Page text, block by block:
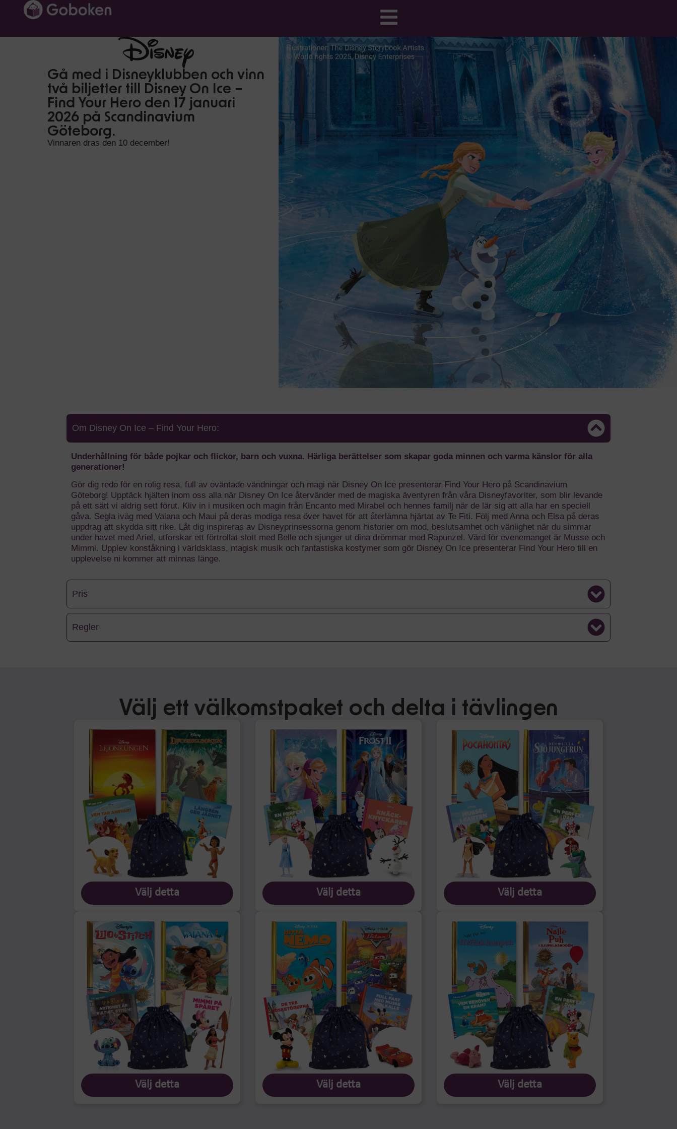
Gå med i Disneyklubben och vinn
två biljetter till Disney On Ice –
Find Your Hero den 17 januari
2026 på Scandinavium
Göteborg.
Vinnaren dras den 10 december!
Om Disney On Ice – Find Your Hero:
Underhållning för både pojkar och flickor, barn och vuxna. Härliga berättelser som skapar goda minnen och varma känslor för alla
generationer!
Gör dig redo för en rolig resa, full av oväntade vändningar och magi när Disney On Ice presenterar Find Your Hero på Scandinavium
Göteborg! Upptäck hjälten inom oss alla när Disney On Ice återvänder med de magiska äventyren från våra Disneyfavoriter, som blir levande
på ett sätt vi aldrig sett förut. Kliv in i musiken och magin från Encanto med Mirabel och hennes familj när de lär sig att alla har en speciell
gåva. Segla iväg med Vaiana och Maui på deras modiga resa över havet för att återlämna hjärtat av Te Fiti. Följ med Anna och Elsa på deras
uppdrag att skydda sitt rike. Låt dig inspireras av Disneyprinsessorna genom historier om mod, beslutsamhet och vänlighet när du simmar
under havet med Ariel, utforskar ett förtrollat slott med Belle och sjunger ut dina drömmar med Rapunzel. Värd för evenemanget är Musse och
Mimmi. Upplev konståkning i världsklass, magisk musik och fantastiska kostymer som gör Disney On Ice presenterar Find Your Hero till en
upplevelse ni kommer att minnas länge.
Pris
Regler
Välj ett välkomstpaket och delta i tävlingen
Välj detta Välj detta Välj detta
Välj detta Välj detta Välj detta